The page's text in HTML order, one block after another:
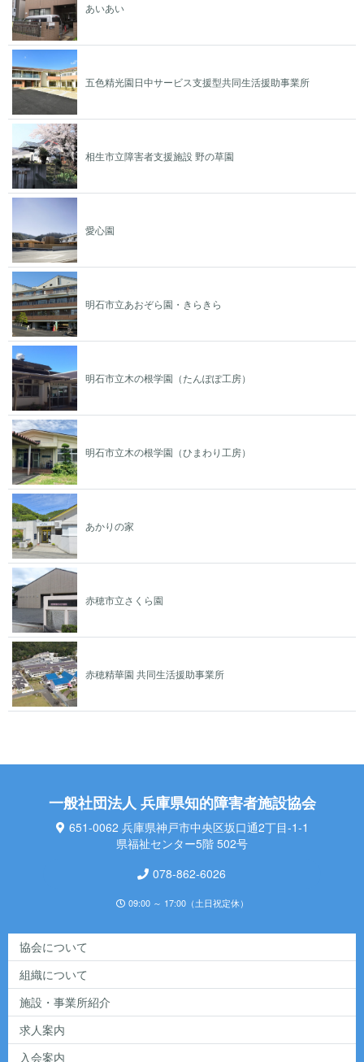
あいあい
五色精光園日中サービス支援型共同生活援助事業所
相生市立障害者支援施設 野の草園
愛心園
明石市立あおぞら園・きらきら
明石市立木の根学園（たんぽぽ工房）
明石市立木の根学園（ひまわり工房）
あかりの家
赤穂市立さくら園
赤穂精華園 共同生活援助事業所
一般社団法人 兵庫県知的障害者施設協会
651-0062 兵庫県神戸市中央区坂口通2丁目-1-1
県福祉センター5階 502号
078-862-6026
09:00 ～ 17:00（土日祝定休）
協会について
組織について
施設・事業所紹介
求人案内
入会案内